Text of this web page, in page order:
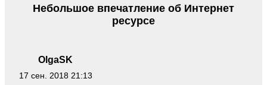
OlgaSK
17 сен. 2018 21:13
Небольшое впечатление об Интернет
ресурсе